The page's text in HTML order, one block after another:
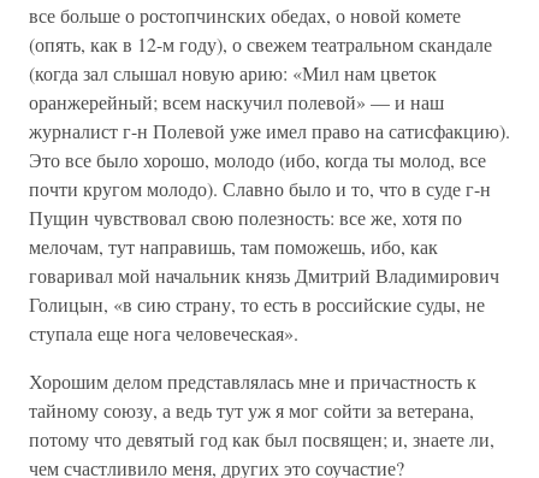
все больше о ростопчинских обедах, о новой комете
(опять, как в 12-м году), о свежем театральном скандале
(когда зал слышал новую арию: «Мил нам цветок
оранжерейный; всем наскучил полевой» — и наш
журналист г-н Полевой уже имел право на сатисфакцию).
Это все было хорошо, молодо (ибо, когда ты молод, все
почти кругом молодо). Славно было и то, что в суде г-н
Пущин чувствовал свою полезность: все же, хотя по
мелочам, тут направишь, там поможешь, ибо, как
говаривал мой начальник князь Дмитрий Владимирович
Голицын, «в сию страну, то есть в российские суды, не
ступала еще нога человеческая».
Хорошим делом представлялась мне и причастность к
тайному союзу, а ведь тут уж я мог сойти за ветерана,
потому что девятый год как был посвящен; и, знаете ли,
чем счастливило меня, других это соучастие?